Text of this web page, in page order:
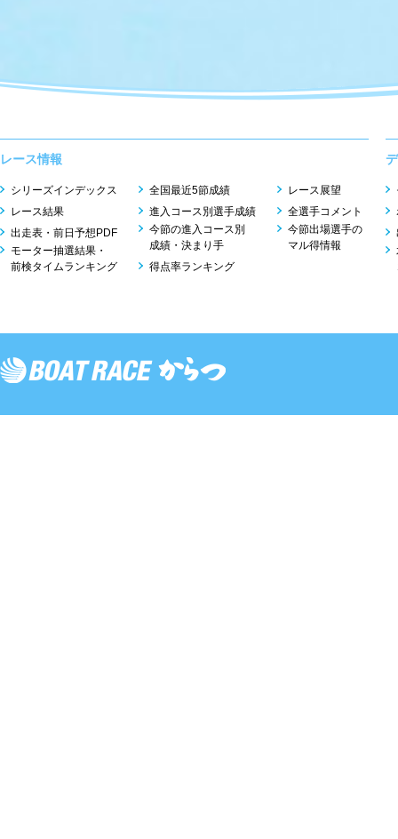
レース情報
シリーズインデックス
レース結果
出走表・前日予想PDF
モーター抽選結果・
前検タイムランキング
全国最近5節成績
進入コース別選手成績
今節の進入コース別
成績・決まり手
得点率ランキング
レース展望
全選手コメント
今節出場選手の
マル得情報